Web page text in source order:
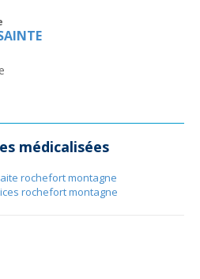
médicalisées
rochefort montagne
rochefort montagne